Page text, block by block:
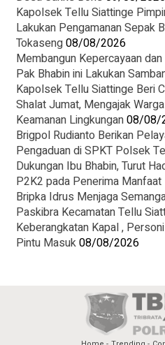
Kapolsek Tellu Siattinge
Lakukan Pengamanan Sepak
Tokaseng08/08/2026
Membangun Kepercayaan
Pak Bhabin ini Lakukan
Kapolsek Tellu Siattinge Beri
Shalat Jumat, Mengajak
Keamanan Lingkungan08/08/
Brigpol Rudianto Berikan
Pengaduan di SPKT Polsek
Dukungan Ibu Bhabin, Turut
P2K2 pada Penerima Manfaat
Bripka Idrus Menjaga
Paskibra Kecamatan Tellu
Keberangkatan Kapal ,
Pintu Masuk08/08/2026